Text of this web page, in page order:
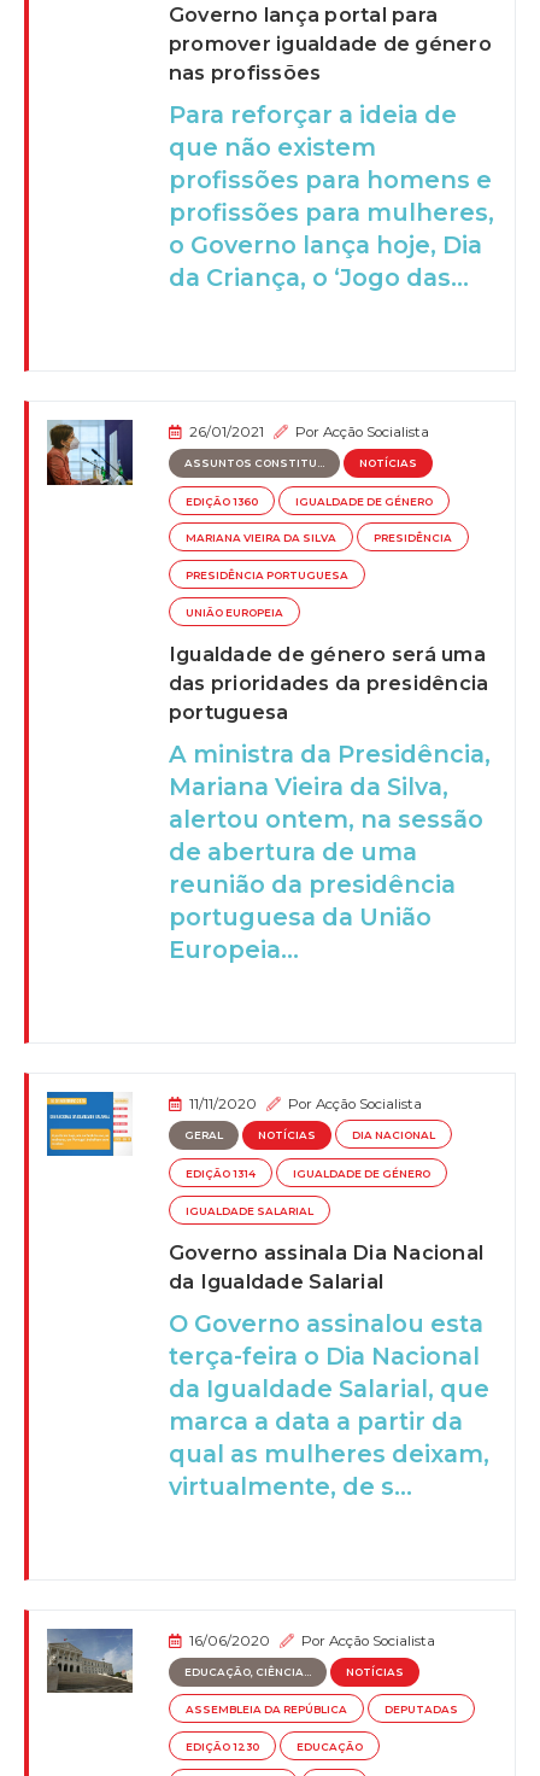
Governo lança portal para
promover igualdade de género
nas profissões
Para reforçar a ideia de
que não existem
profissões para homens e
profissões para mulheres,
o Governo lança hoje, Dia
da Criança, o ‘Jogo das...
26/01/2021 PorAcção Socialista
ASSUNTOS CONSTITU... NOTÍCIAS
EDIÇÃO 1360 IGUALDADE DE GÉNERO
MARIANA VIEIRA DA SILVA PRESIDÊNCIA
PRESIDÊNCIA PORTUGUESA
UNIÃO EUROPEIA
Igualdade de género será uma
das prioridades da presidência
portuguesa
A ministra da Presidência,
Mariana Vieira da Silva,
alertou ontem, na sessão
de abertura de uma
reunião da presidência
portuguesa da União
Europeia...
11/11/2020 PorAcção Socialista
GERAL NOTÍCIAS DIA NACIONAL
EDIÇÃO 1314 IGUALDADE DE GÉNERO
IGUALDADE SALARIAL
Governo assinala Dia Nacional
da Igualdade Salarial
O Governo assinalou esta
terça-feira o Dia Nacional
da Igualdade Salarial, que
marca a data a partir da
qual as mulheres deixam,
virtualmente, de s...
16/06/2020 PorAcção Socialista
EDUCAÇÃO, CIÊNCIA... NOTÍCIAS
ASSEMBLEIA DA REPÚBLICA DEPUTADAS
EDIÇÃO 1230 EDUCAÇÃO